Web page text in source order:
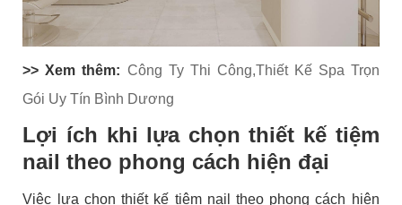
>> Xem thêm: Công Ty Thi Công,Thiết Kế Spa Trọn
Gói Uy Tín Bình Dương
Lợi ích khi lựa chọn thiết kế tiệm
nail theo phong cách hiện đại
Việc lựa chọn thiết kế tiệm nail theo phong cách hiện